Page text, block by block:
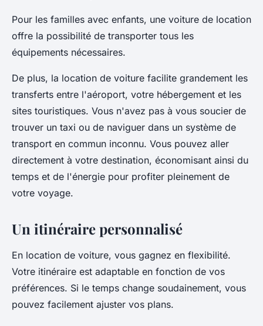
Pour les familles avec enfants, une voiture de location
offre la possibilité de transporter tous les
équipements nécessaires.
De plus, la location de voiture facilite grandement les
transferts entre l'aéroport, votre hébergement et les
sites touristiques. Vous n'avez pas à vous soucier de
trouver un taxi ou de naviguer dans un système de
transport en commun inconnu. Vous pouvez aller
directement à votre destination, économisant ainsi du
temps et de l'énergie pour profiter pleinement de
votre voyage.
Un itinéraire personnalisé
En location de voiture, vous gagnez en flexibilité.
Votre itinéraire est adaptable en fonction de vos
préférences. Si le temps change soudainement, vous
pouvez facilement ajuster vos plans.